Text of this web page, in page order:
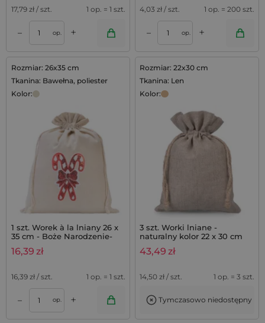
17,79 zł / szt. 1 op. = 1 szt.
– op. +
4,03 zł / szt. 1 op. = 200 szt.
– op. +
Rozmiar: 26x35 cm
Tkanina: Bawełna, poliester
Kolor:
1 szt. Worek à la lniany 26 x
35 cm - Boże Narodzenie-
Lizaki
16,39 zł
16,39 zł / szt. 1 op. = 1 szt.
– op. +
Rozmiar: 22x30 cm
Tkanina: Len
Kolor:
3 szt. Worki lniane -
naturalny kolor 22 x 30 cm
43,49 zł
14,50 zł / szt. 1 op. = 3 szt.
Tymczasowo niedostępny